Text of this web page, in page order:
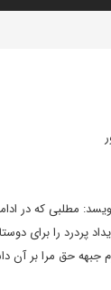
مطلبی که در
پردرد را برای
جبهه حق مرا